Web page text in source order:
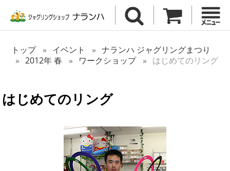
トップ イベント
ナランハ ジャグリングまつり
2012年 春
ワークショップ はじめてのリング
はじめてのリング